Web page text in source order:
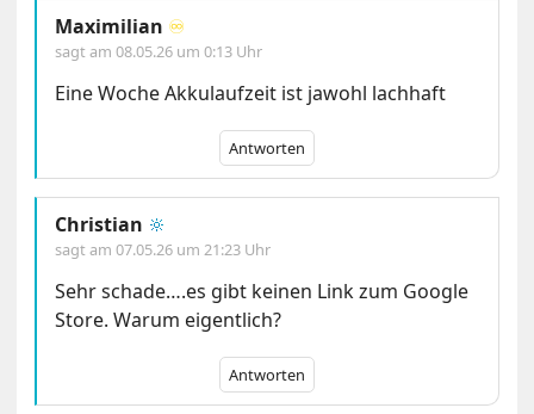
Maximilian ♾️
sagt am08.05.26 um 0:13 Uhr
Eine Woche Akkulaufzeit ist jawohl lachhaft
Antworten
Christian 🔆
sagt am07.05.26 um 21:23 Uhr
Sehr schade….es gibt keinen Link zum Google
Store. Warum eigentlich?
Antworten